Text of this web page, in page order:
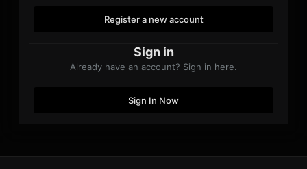
Register a new account
Sign in
Already have an account? Sign in here.
Sign In Now